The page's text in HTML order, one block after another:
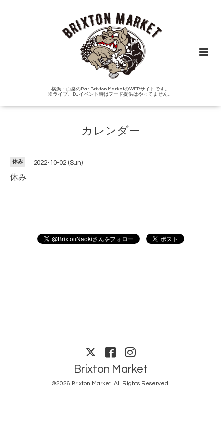
横浜・白楽のBar Brixton MarketのWEBサイトです。
※ライブ、DJイベント時はフード提供はやってません。
カレンダー
休み 2022-10-02 (Sun)
休み
Brixton Market
©2026 Brixton Market. All Rights Reserved.